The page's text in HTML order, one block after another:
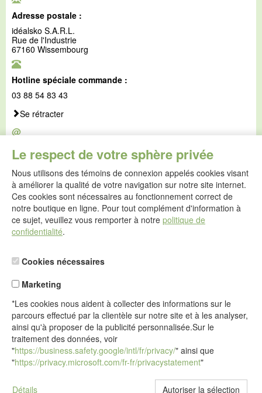
Le respect de votre sphère privée
Nous utilisons des témoins de connexion appelés cookies visant
à améliorer la qualité de votre navigation sur notre site internet.
Ces cookies sont nécessaires au fonctionnement correct de
notre boutique en ligne. Pour tout complément d'information à
ce sujet, veuillez vous remporter à notre politique de
confidentialité.
Cookies nécessaires
Marketing
*Les cookies nous aident à collecter des informations sur le
parcours effectué par la clientèle sur notre site et à les analyser,
ainsi qu'à proposer de la publicité personnalisée.Sur le
traitement des données, voir
"https://business.safety.google/intl/fr/privacy/" ainsi que
"https://privacy.microsoft.com/fr-fr/privacystatement"
Détails
Adresse postale :
idéalsko S.A.R.L.
Rue de l'Industrie
67160 Wissembourg
Hotline spéciale commande :
03 88 54 83 43
Se rétracter
@
service@idealsko.fr
@
Formulaire de contact
Aller au formulaire de contact